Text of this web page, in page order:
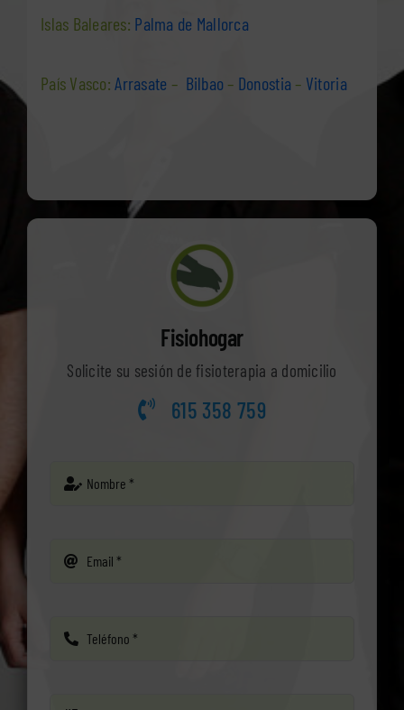
Islas Baleares: Palma de Mallorca
País Vasco: Arrasate – Bilbao – Donostia – Vitoria
Fisiohogar
Solicite su sesión de fisioterapia a domicilio
615 358 759